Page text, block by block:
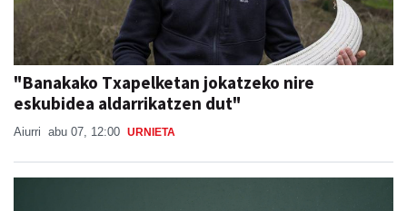
"Banakako Txapelketan jokatzeko nire
eskubidea aldarrikatzen dut"
Aiurri abu 07, 12:00 URNIETA